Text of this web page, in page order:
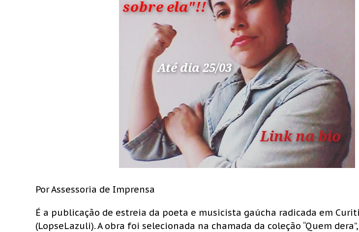
Por Assessoria de Imprensa
É a publicação de estreia da poeta e musicista gaúcha radicada em
(LopseLazuli). A obra foi selecionada na chamada da coleção “Quem